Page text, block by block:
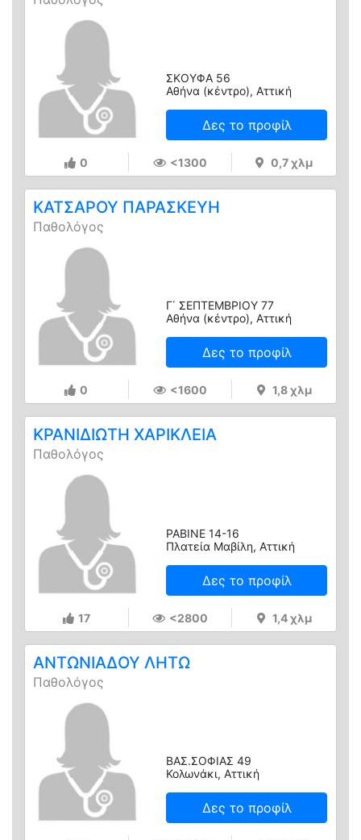
ΣΚΟΥΦΑ 56
Αθήνα (κέντρο), Αττική
Δες το προφίλ
0 <1300 0,7 χλμ
ΚΑΤΣΑΡΟΥ ΠΑΡΑΣΚΕΥΗ
Παθολόγος
Γ΄ ΣΕΠΤΕΜΒΡΙΟΥ 77
Αθήνα (κέντρο), Αττική
Δες το προφίλ
0 <1600 1,8 χλμ
ΚΡΑΝΙΔΙΩΤΗ ΧΑΡΙΚΛΕΙΑ
Παθολόγος
ΡΑΒΙΝΕ 14-16
Πλατεία Μαβίλη, Αττική
Δες το προφίλ
17 <2800 1,4 χλμ
ΑΝΤΩΝΙΑΔΟΥ ΛΗΤΩ
Παθολόγος
ΒΑΣ.ΣΟΦΙΑΣ 49
Κολωνάκι, Αττική
Δες το προφίλ